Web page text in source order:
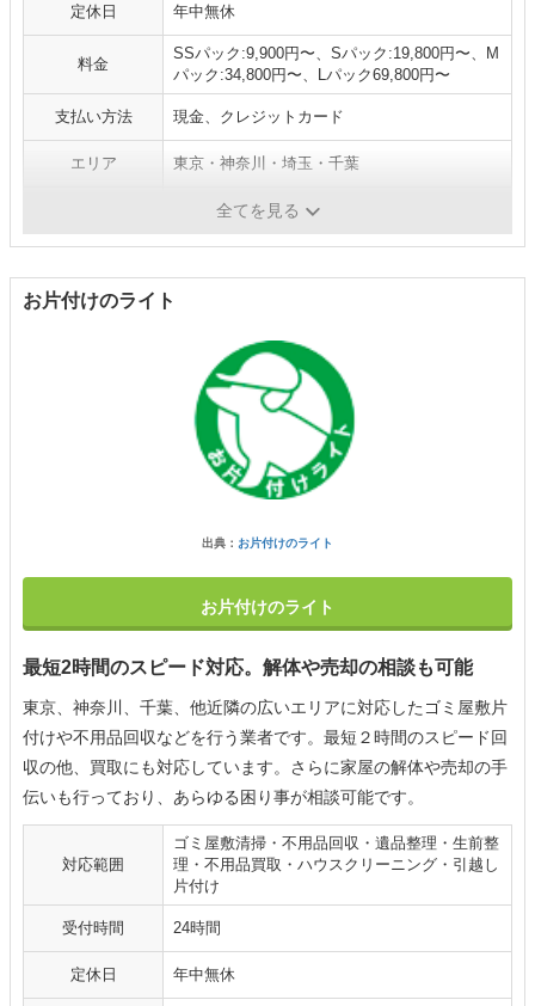
定休日 年中無休
料金
SSパック:9,900円〜、Sパック:19,800円〜、M
パック:34,800円〜、Lパック69,800円〜
支払い方法 現金、クレジットカード
エリア 東京・神奈川・埼玉・千葉
全てを見る
お片付けのライト
出典： お片付けのライト
お片付けのライト
最短2時間のスピード対応。解体や売却の相談も可能
東京、神奈川、千葉、他近隣の広いエリアに対応したゴミ屋敷片
付けや不用品回収などを行う業者です。最短２時間のスピード回
収の他、買取にも対応しています。さらに家屋の解体や売却の手
伝いも行っており、あらゆる困り事が相談可能です。
対応範囲
ゴミ屋敷清掃・不用品回収・遺品整理・生前整
理・不用品買取・ハウスクリーニング・引越し
片付け
受付時間 24時間
定休日 年中無休